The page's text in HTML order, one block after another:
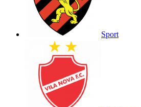
Sport